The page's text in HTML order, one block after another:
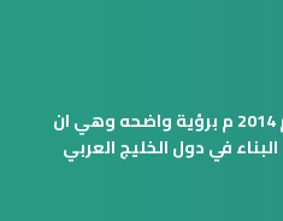
تأسس مصنع ساك للصناعة عام 2014 م برؤية واضحه وهي ان
في دول الخليج العربي